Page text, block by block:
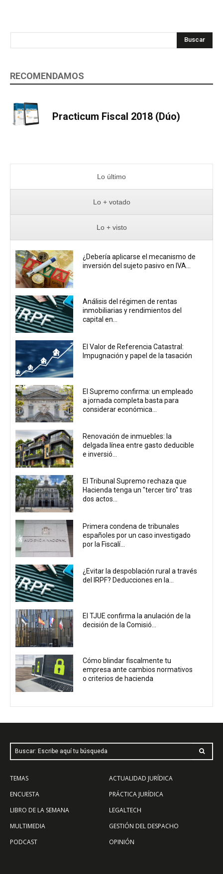
Buscar
RECOMENDAMOS
Practicum Fiscal 2018 (Dúo)
Lo último
Lo + votado
Lo + visto
¿Debería aplicarse el mecanismo de
inversión del sujeto pasivo en IVA...
Análisis del régimen de rentas
inmobiliarias y rendimientos del
capital en...
El Valor de Referencia Catastral:
Impugnación y papel de la tasación
El Supremo confirma: un empleado
a jornada completa basta para
considerar económica...
Renovación de inmuebles: la
delgada línea entre gasto deducible
e inversió...
El Tribunal Supremo rechaza que
Hacienda tenga un "tercer tiro" tras
dos actos...
Primera condena de tribunales
españoles por un caso investigado
por la Fiscalí...
¿Evitar la despoblación rural a través
del IRPF? Deducciones en la...
El TJUE confirma la anulación de la
decisión de la Comisió...
Cómo blindar fiscalmente tu
empresa ante cambios normativos
o criterios de hacienda
Buscar: Escribe aquí tu búsqueda
TEMAS
ENCUESTA
LIBRO DE LA SEMANA
MULTIMEDIA
PODCAST
ACTUALIDAD JURÍDICA
PRÁCTICA JURÍDICA
LEGALTECH
GESTIÓN DEL DESPACHO
OPINIÓN